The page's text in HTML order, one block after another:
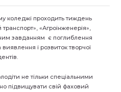
коледжі проходить тиждень
«Агроінженерія»,
завданням є поглиблення
і розвиток творчої
не тільки спеціальними
підвищувати свій фаховий